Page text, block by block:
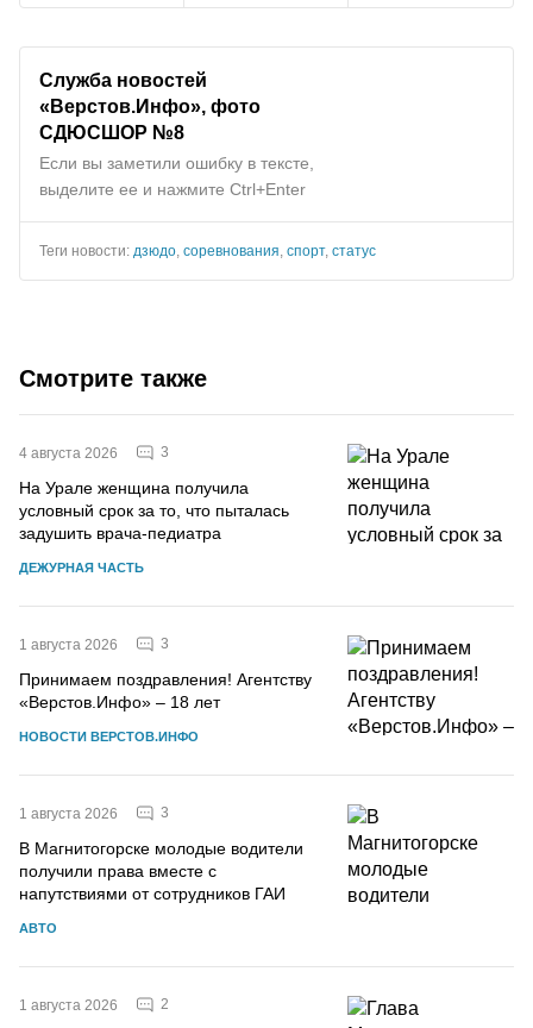
Служба новостей
«Верстов.Инфо», фото
СДЮСШОР №8
Если вы заметили ошибку в тексте,
выделите ее и нажмите Ctrl+Enter
Теги новости: дзюдо соревнования спорт, статус
Смотрите также
4 августа 2026 3
На Урале женщина получила
условный срок за то, что пыталась
задушить врача-педиатра
ДЕЖУРНАЯ ЧАСТЬ
1 августа 2026 3
Принимаем поздравления! Агентству
«Верстов.Инфо» – 18 лет
НОВОСТИ ВЕРСТОВ.ИНФО
1 августа 2026 3
В Магнитогорске молодые водители
получили права вместе с
напутствиями от сотрудников ГАИ
АВТО
1 августа 2026 2